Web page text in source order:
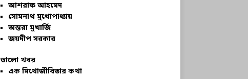
আশরাফ আহমেদ
সোমনাথ মুখোপাধ্যায়
অন্তরা মুখার্জি
জয়দীপ সরকার
ভালো খবর
এক মিথোজীবিতার কথা